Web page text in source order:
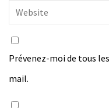
Prévenez-moi de tous
mail.